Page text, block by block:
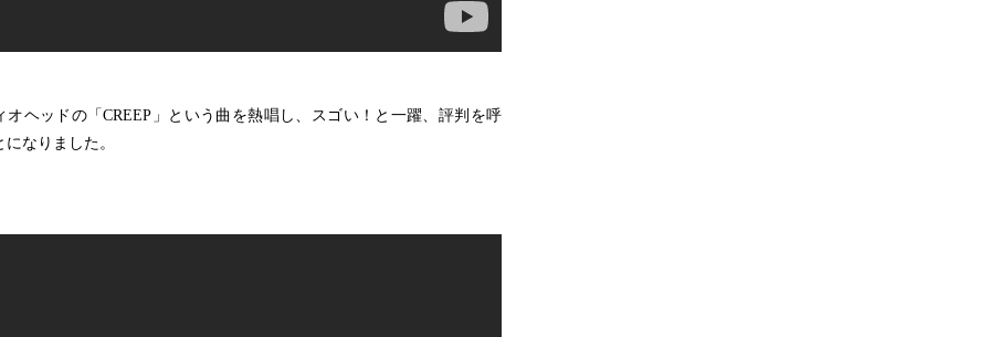
オヘッドの「CREEP」という曲を熱唱し、スゴい！と一躍、評判を呼
になりました。